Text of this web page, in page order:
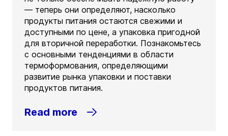
— теперь они определяют, насколько
продукты питания остаются свежими и
доступными по цене, а упаковка пригодной
для вторичной переработки. Познакомьтесь
с основными тенденциями в области
термоформования, определяющими
развитие рынка упаковки и поставки
продуктов питания.
Read more